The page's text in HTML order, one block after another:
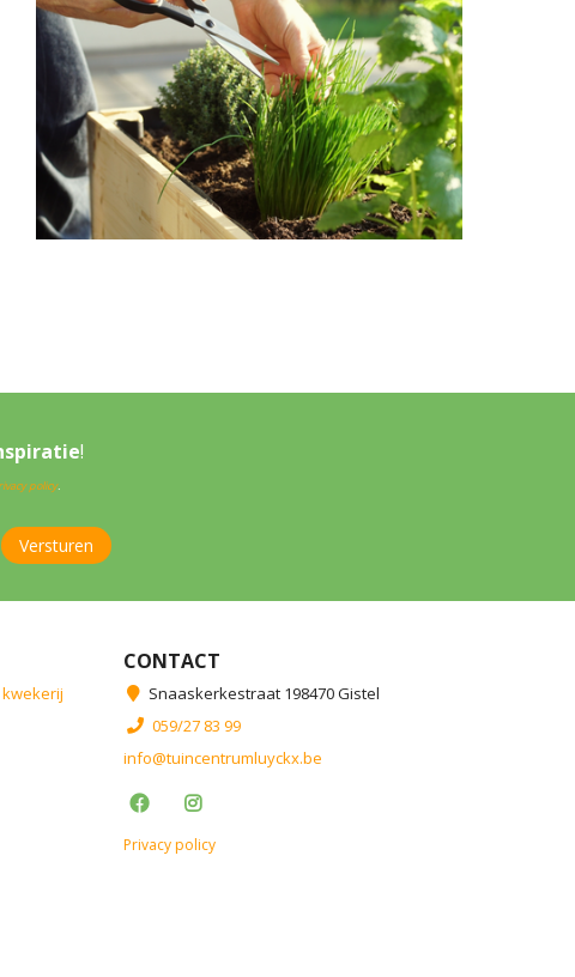
!
policy.
CONTACT
Snaaskerkestraat 198470 Gistel
059/27 83 99
info@tuincentrumluyckx.be
Privacy policy